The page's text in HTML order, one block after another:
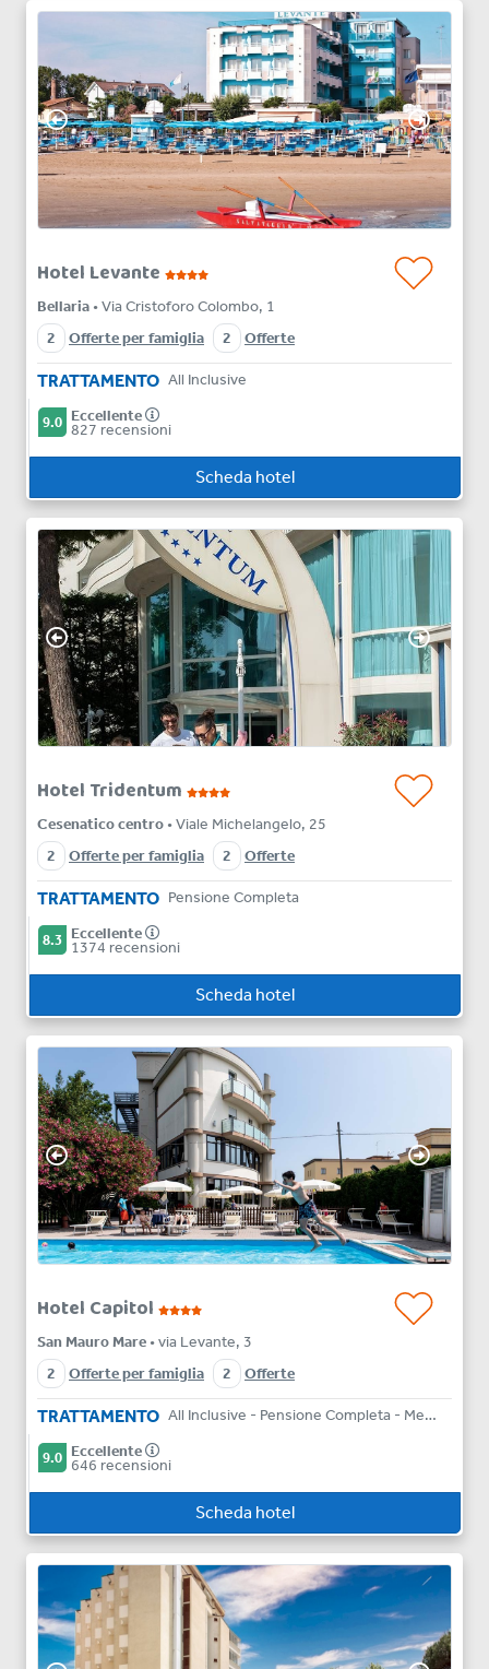
Hotel Levante
Bellaria • Via Cristoforo Colombo, 1
2
Offerte per famiglia 2 Offerte
TRATTAMENTO All Inclusive
9.0 Eccellente
827 recensioni
Scheda hotel
Hotel Tridentum
Cesenatico centro • Viale Michelangelo, 25
2
Offerte per famiglia 2 Offerte
TRATTAMENTO Pensione Completa
8.3 Eccellente
1374 recensioni
Scheda hotel
Hotel Capitol
San Mauro Mare • via Levante, 3
2
Offerte per famiglia 2 Offerte
TRATTAMENTO All Inclusive - Pensione Completa - Mezza Pensione - Bed & Breakfast
9.0 Eccellente
646 recensioni
Scheda hotel